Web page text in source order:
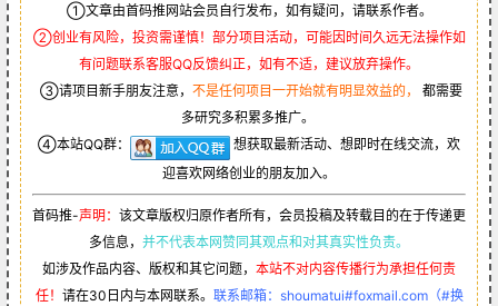
①文章由首码推网站会员自行发布，如有疑问，请联系作者。
②创业有风险，投资需谨慎！部分项目活动，可能因时间久远无法操作如
有问题联系客服QQ反馈纠正，如有不适，建议放弃操作。
③请项目新手朋友注意， 不是任何项目一开始就有明显效益的，
都需要
多研究多积累多推广。
④本站QQ群：
想获取最新活动、想即时在线交流，欢
迎喜欢网络创业的朋友加入。
首码推-声明： 该文章版权归原作者所有，会员投稿及转载目的在于传递更
多信息， 并不代表本网赞同其观点和对其真实性负责。
如涉及作品内容、版权和其它问题， 本站不对内容传播行为承担任何责
任！ 请在30日内与本网联系。 联系邮箱：shoumatui#foxmail.com（#换